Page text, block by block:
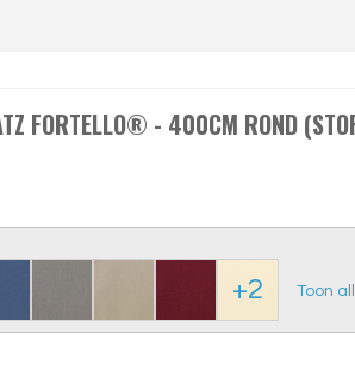
FORTELLO® - 400CM ROND
+2 Toon